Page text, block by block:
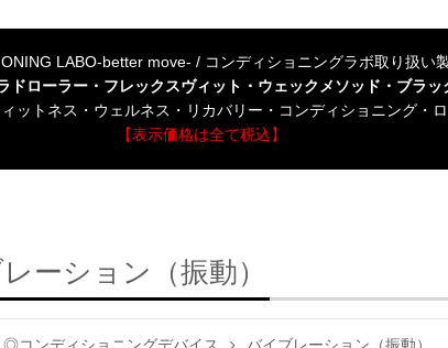
LABO-better move- / コンディショニングラボ取り扱い
ドローラー・フレックスヴィット・ウェックメソッド・ブラ
ィットネス・ウェルネス・リカバリー・コンディショニング・
【表示価格は全て税込】
ーション（振動）